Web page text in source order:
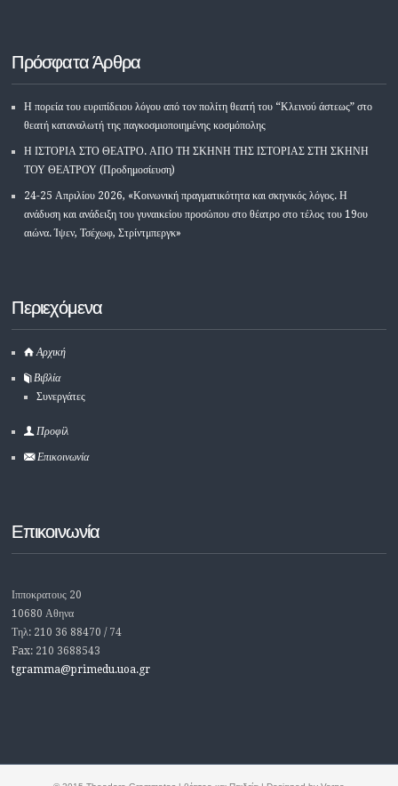
Πρόσφατα Άρθρα
Η πορεία του ευριπίδειου λόγου από τον πολίτη θεατή του “Κλεινού άστεως” στο
θεατή καταναλωτή της παγκοσμιοποιημένης κοσμόπολης
Η ΙΣΤΟΡΙΑ ΣΤΟ ΘΕΑΤΡΟ. ΑΠΟ ΤΗ ΣΚΗΝΗ ΤΗΣ ΙΣΤΟΡΙΑΣ ΣΤΗ ΣΚΗΝΗ
ΤΟΥ ΘΕΑΤΡΟΥ (Προδημοσίευση)
24-25 Απριλίου 2026, «Κοινωνική πραγματικότητα και σκηνικός λόγος. Η
ανάδυση και ανάδειξη του γυναικείου προσώπου στο θέατρο στο τέλος του 19ου
αιώνα. Ίψεν, Τσέχωφ, Στρίντμπεργκ»
Περιεχόμενα
Αρχική
Βιβλία
Συνεργάτες
Προφίλ
Επικοινωνία
Επικοινωνία
Ιπποκρατους 20
10680 Αθηνα
Τηλ: 210 36 88470 / 74
Fax: 210 3688543
tgramma@primedu.uoa.gr